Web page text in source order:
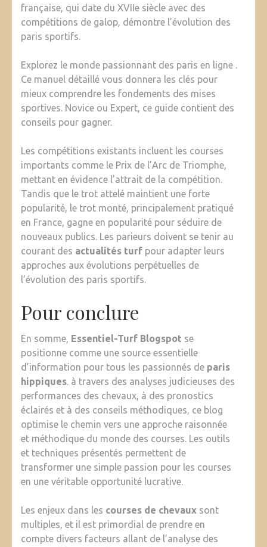
française, qui date du XVIIe siècle avec des
compétitions de galop, démontre l’évolution des
paris sportifs.
Explorez le monde passionnant des paris en ligne .
Ce manuel détaillé vous donnera les clés pour
mieux comprendre les fondements des mises
sportives. Novice ou Expert, ce guide contient des
conseils pour gagner.
Les compétitions existants incluent les courses
importants comme le Prix de l’Arc de Triomphe,
mettant en évidence l’attrait de la compétition.
Tandis que le trot attelé maintient une forte
popularité, le trot monté, principalement pratiqué
en France, gagne en popularité pour séduire de
nouveaux publics. Les parieurs doivent se tenir au
courant des actualités turf pour adapter leurs
approches aux évolutions perpétuelles de
l’évolution des paris sportifs.
Pour conclure
En somme, Essentiel-Turf Blogspot se
positionne comme une source essentielle
d’information pour tous les passionnés de paris
hippiques. à travers des analyses judicieuses des
performances des chevaux, à des pronostics
éclairés et à des conseils méthodiques, ce blog
optimise le chemin vers une approche raisonnée
et méthodique du monde des courses. Les outils
et techniques présentés permettent de
transformer une simple passion pour les courses
en une véritable opportunité lucrative.
Les enjeux dans les courses de chevaux sont
multiples, et il est primordial de prendre en
compte divers facteurs allant de l’analyse des